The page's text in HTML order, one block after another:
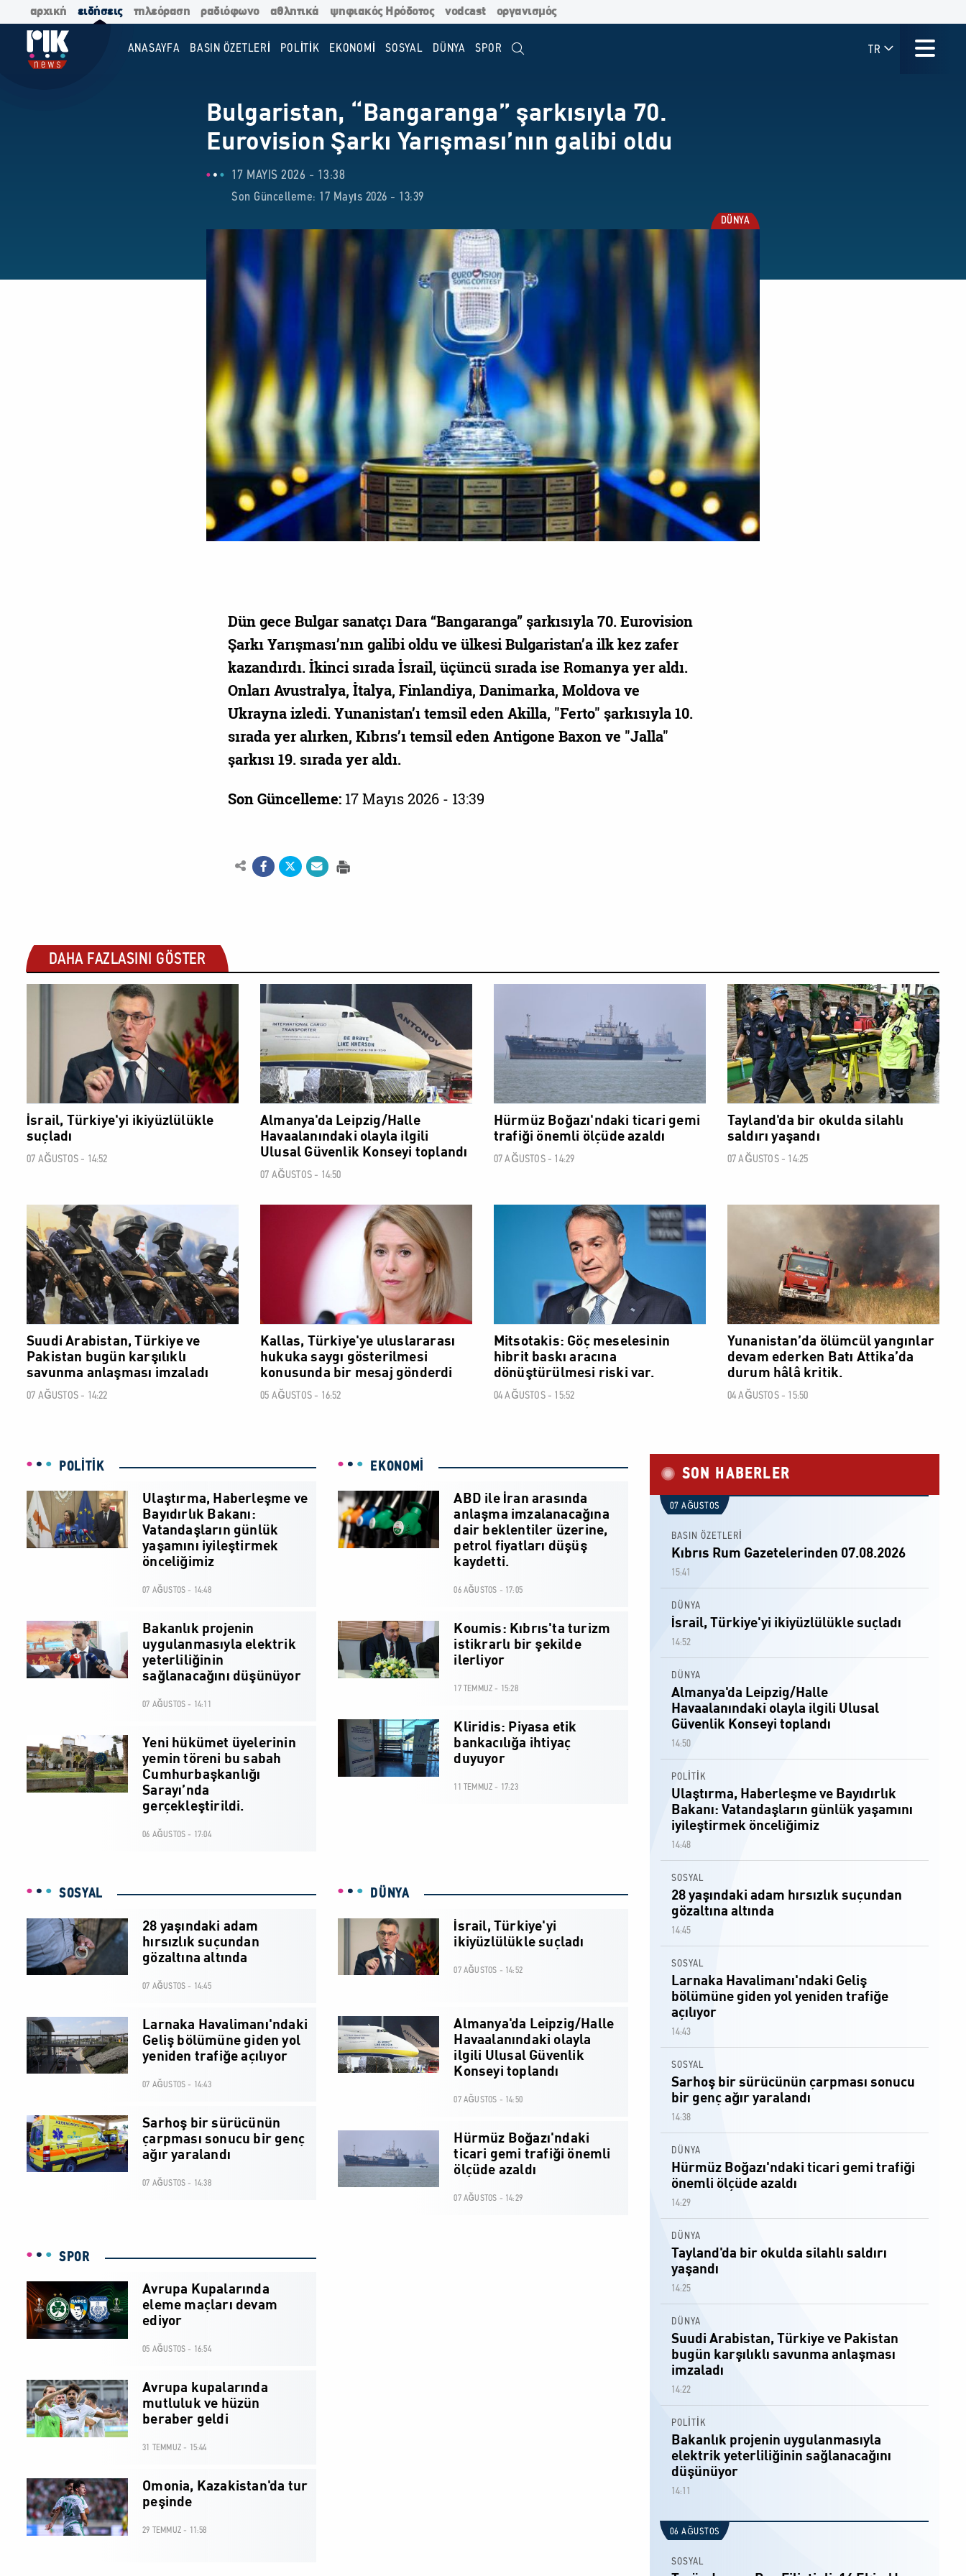
αρχική ειδήσεις τηλεόραση ραδιόφωνο αθλητικά ψηφιακός Ηρόδοτος vodcast οργανισμός
ANASAYFA BASIN ÖZETLERİ POLİTİK EKONOMİ SOSYAL DÜNYA SPOR TR
Bulgaristan, “Bangaranga” şarkısıyla 70.
Eurovision Şarkı Yarışması’nın galibi oldu
17 MAYIS 2026 - 13:38
Son Güncelleme: 17 Mayıs 2026 - 13:39
DÜNYA
Dün gece Bulgar sanatçı Dara “Bangaranga” şarkısıyla 70. Eurovision
Şarkı Yarışması’nın galibi oldu ve ülkesi Bulgaristan’a ilk kez zafer
kazandırdı. İkinci sırada İsrail, üçüncü sırada ise Romanya yer aldı.
Onları Avustralya, İtalya, Finlandiya, Danimarka, Moldova ve
Ukrayna izledi. Yunanistan’ı temsil eden Akilla, "Ferto" şarkısıyla 10.
sırada yer alırken, Kıbrıs’ı temsil eden Antigone Baxon ve "Jalla"
şarkısı 19. sırada yer aldı.
Son Güncelleme: 17 Mayıs 2026 - 13:39
DAHA FAZLASINI GÖSTER
DÜNYA
İsrail, Türkiye'yi ikiyüzlülükle
suçladı
07 AĞUSTOS - 14:52
Almanya'da Leipzig/Halle
Havaalanındaki olayla ilgili
Ulusal Güvenlik Konseyi toplandı
07 AĞUSTOS - 14:50
Hürmüz Boğazı'ndaki ticari gemi
trafiği önemli ölçüde azaldı
07 AĞUSTOS - 14:29
DÜNYA
Tayland'da bir okulda silahlı
saldırı yaşandı
07 AĞUSTOS - 14:25
Suudi Arabistan, Türkiye ve
Pakistan bugün karşılıklı
savunma anlaşması imzaladı
07 AĞUSTOS - 14:22
Kallas, Türkiye'ye uluslararası
hukuka saygı gösterilmesi
konusunda bir mesaj gönderdi
05 AĞUSTOS - 16:52
DÜNYA
Mitsotakis: Göç meselesinin
hibrit baskı aracına
dönüştürülmesi riski var.
04 AĞUSTOS - 15:52
Yunanistan’da ölümcül yangınlar
devam ederken Batı Attika’da
durum hâlâ kritik.
04 AĞUSTOS - 15:50
POLİTİK
Ulaştırma, Haberleşme ve
Bayıdırlık Bakanı:
Vatandaşların günlük
yaşamını iyileştirmek
önceliğimiz
07 AĞUSTOS - 14:48
Bakanlık projenin
uygulanmasıyla elektrik
yeterliliğinin
sağlanacağını düşünüyor
07 AĞUSTOS - 14:11
Yeni hükümet üyelerinin
yemin töreni bu sabah
Cumhurbaşkanlığı
Sarayı’nda
gerçekleştirildi.
06 AĞUSTOS - 17:04
EKONOMİ
ABD ile İran arasında
anlaşma imzalanacağına
dair beklentiler üzerine,
petrol fiyatları düşüş
kaydetti.
06 AĞUSTOS - 17:05
Koumis: Kıbrıs'ta turizm
istikrarlı bir şekilde
ilerliyor
17 TEMMUZ - 15:28
Kliridis: Piyasa etik
bankacılığa ihtiyaç
duyuyor
11 TEMMUZ - 17:23
SOSYAL
28 yaşındaki adam
hırsızlık suçundan
gözaltına altında
07 AĞUSTOS - 14:45
Larnaka Havalimanı'ndaki
Geliş bölümüne giden yol
yeniden trafiğe açılıyor
07 AĞUSTOS - 14:43
Sarhoş bir sürücünün
çarpması sonucu bir genç
ağır yaralandı
07 AĞUSTOS - 14:38
DÜNYA
İsrail, Türkiye'yi
ikiyüzlülükle suçladı
07 AĞUSTOS - 14:52
Almanya'da Leipzig/Halle
Havaalanındaki olayla
ilgili Ulusal Güvenlik
Konseyi toplandı
07 AĞUSTOS - 14:50
Hürmüz Boğazı'ndaki
ticari gemi trafiği önemli
ölçüde azaldı
07 AĞUSTOS - 14:29
SPOR
Avrupa Kupalarında
eleme maçları devam
ediyor
05 AĞUSTOS - 16:54
Avrupa kupalarında
mutluluk ve hüzün
beraber geldi
31 TEMMUZ - 15:44
Omonia, Kazakistan'da tur
peşinde
29 TEMMUZ - 11:58
SON HABERLER
07 AĞUSTOS
BASIN ÖZETLERİ
Kıbrıs Rum Gazetelerinden 07.08.2026
15:41
DÜNYA
İsrail, Türkiye'yi ikiyüzlülükle suçladı
14:52
DÜNYA
Almanya'da Leipzig/Halle
Havaalanındaki olayla ilgili Ulusal
Güvenlik Konseyi toplandı
14:50
POLİTİK
Ulaştırma, Haberleşme ve Bayıdırlık
Bakanı: Vatandaşların günlük yaşamını
iyileştirmek önceliğimiz
14:48
SOSYAL
28 yaşındaki adam hırsızlık suçundan
gözaltına altında
14:45
SOSYAL
Larnaka Havalimanı'ndaki Geliş
bölümüne giden yol yeniden trafiğe
açılıyor
14:43
SOSYAL
Sarhoş bir sürücünün çarpması sonucu
bir genç ağır yaralandı
14:38
DÜNYA
Hürmüz Boğazı'ndaki ticari gemi trafiği
önemli ölçüde azaldı
14:29
DÜNYA
Tayland'da bir okulda silahlı saldırı
yaşandı
14:25
DÜNYA
Suudi Arabistan, Türkiye ve Pakistan
bugün karşılıklı savunma anlaşması
imzaladı
14:22
POLİTİK
Bakanlık projenin uygulanmasıyla
elektrik yeterliliğinin sağlanacağını
düşünüyor
14:11
06 AĞUSTOS
SOSYAL